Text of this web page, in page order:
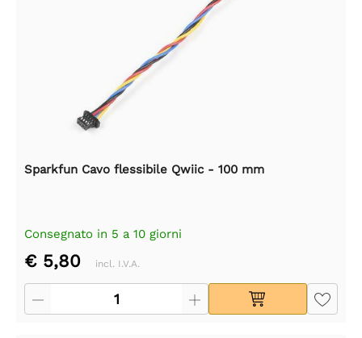
Sparkfun Cavo flessibile Qwiic - 100 mm
Consegnato in 5 a 10 giorni
€ 5,80 incl. I.V.A.